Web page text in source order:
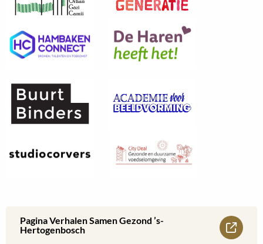
Pagina Verhalen Samen Gezond ’s-
Hertogenbosch
Lees